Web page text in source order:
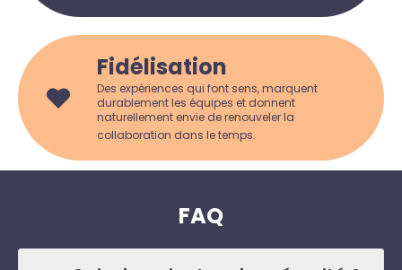
Fidélisation
Des expériences qui font sens, marquent
durablement les équipes et donnent
naturellement envie de renouveler la
collaboration dans le temps.
FAQ